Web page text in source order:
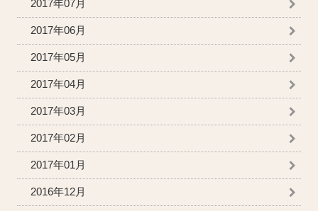
2017年07月
2017年06月
2017年05月
2017年04月
2017年03月
2017年02月
2017年01月
2016年12月